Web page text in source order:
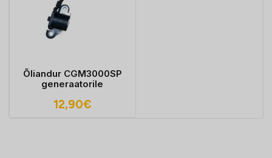
Õliandur CGM3000SP
generaatorile
12,90€